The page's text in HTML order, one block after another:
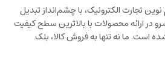
نوین تجارت الکترونیک، با چشم‌انداز تبدیل
ارائه محصولات با بالاترین سطح کیفیت
است. ما نه تنها به فروش کالا، بلک